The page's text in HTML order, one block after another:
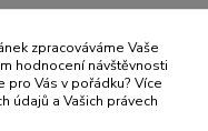
zpracováváme Vaše
hodnocení návštěvnosti
Vás v pořádku? Více
údajů a Vašich právech